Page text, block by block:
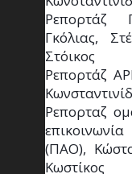
Ρεπορτάζ
Γκόλιας,
Στόικος
Ρεπορτάζ
Ρεπορταζ
(ΠΑΟ),